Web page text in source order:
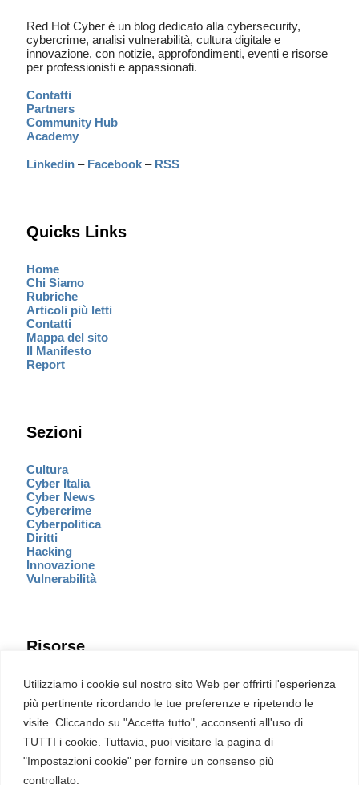
Utilizziamo i cookie sul nostro sito Web per offrirti l'esperienza
più pertinente ricordando le tue preferenze e ripetendo le
visite. Cliccando su "Accetta tutto", acconsenti all'uso di
TUTTI i cookie. Tuttavia, puoi visitare la pagina di
"Impostazioni cookie" per fornire un consenso più
controllato.
Red Hot Cyber è un blog dedicato alla cybersecurity,
cybercrime, analisi vulnerabilità, cultura digitale e
innovazione, con notizie, approfondimenti, eventi e risorse
per professionisti e appassionati.
Contatti
Partners
Community Hub
Academy
Linkedin – Facebook – RSS
Quicks Links
Home
Chi Siamo
Rubriche
Articoli più letti
Contatti
Mappa del sito
Il Manifesto
Report
Sezioni
Cultura
Cyber Italia
Cyber News
Cybercrime
Cyberpolitica
Diritti
Hacking
Innovazione
Vulnerabilità
Risorse
Eventi
Fumetto Cyber
Newsletter
Servizi
Pubblicità
English
Ultime CVE critiche